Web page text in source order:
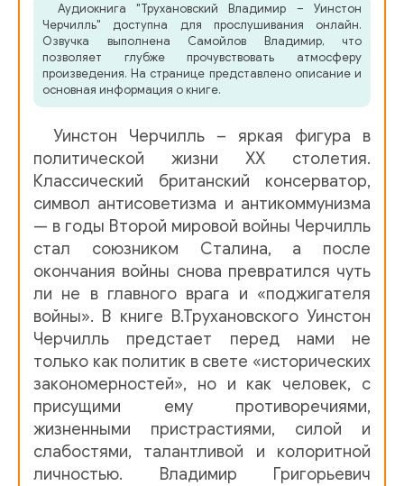
01-05 - Уинстон Черчилль - Глава 01. Малообещающее
01-06 - Уинстон Черчилль - Глава 01. Малообещающее
01-08 - Уинстон Черчилль - Глава 01. Малообещающее
01-09 - Уинстон Черчилль - Глава 01. Малообещающее
01-10 - Уинстон Черчилль - Глава 01. Малообещающее
01-11 - Уинстон Черчилль - Глава 01. Малообещающее
01-12 - Уинстон Черчилль - Глава 01. Малообещающее
01-13 - Уинстон Черчилль - Глава 01. Малообещающее
01-14 - Уинстон Черчилль - Глава 01. Малообещающее
01-15 - Уинстон Черчилль - Глава 01. Малообещающее
Аудиокнига "Трухановский Владимир – Уинстон
Черчилль" доступна для прослушивания онлайн.
Озвучка выполнена Самойлов Владимир, что
позволяет глубже прочувствовать атмосферу
произведения. На странице представлено описание и
основная информация о книге.
Уинстон Черчилль – яркая фигура в
политической жизни XX столетия.
Классический британский консерватор,
символ антисоветизма и антикоммунизма
— в годы Второй мировой войны Черчилль
стал союзником Сталина, а после
окончания войны снова превратился чуть
ли не в главного врага и «поджигателя
войны». В книге В.Трухановского Уинстон
Черчилль предстает перед нами не
только как политик в свете «исторических
закономерностей», но и как человек, с
присущими ему противоречиями,
жизненными пристрастиями, силой и
слабостями, талантливой и колоритной
личностью. Владимир Григорьевич